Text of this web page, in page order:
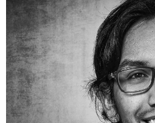
Franz
Illinois Institute of